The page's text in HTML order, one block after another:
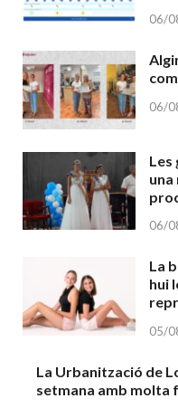
06/
06/
Les
una
06/
La
hui
05/
La Urbanització de
setmana amb molta